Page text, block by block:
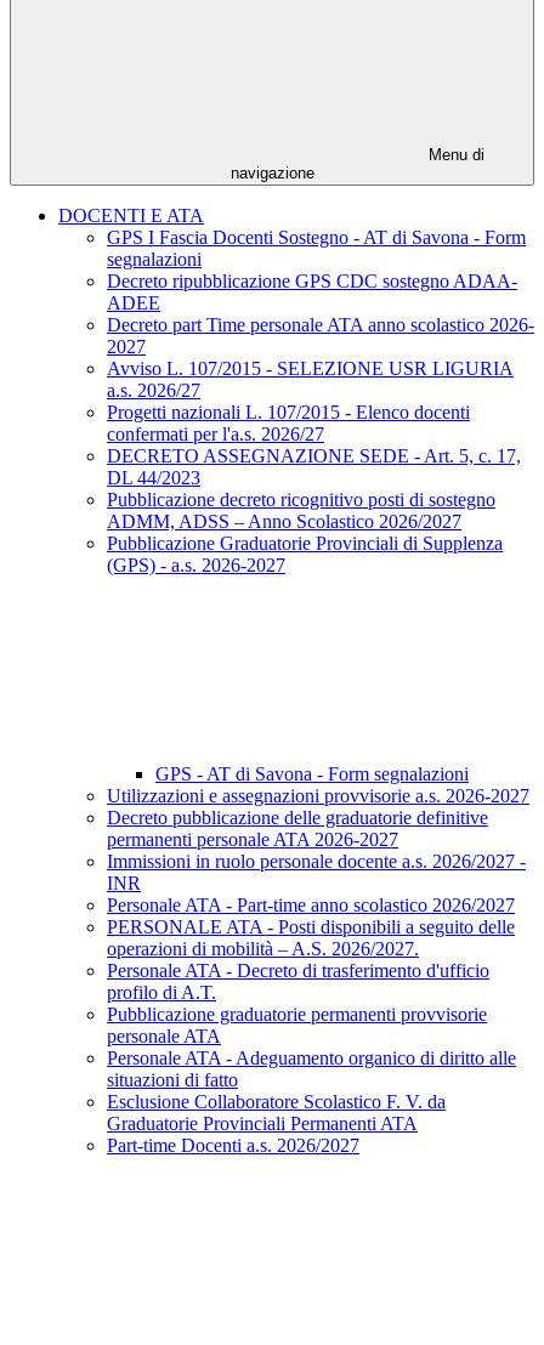
Menu di
navigazione
DOCENTI E ATA
GPS I Fascia Docenti Sostegno - AT di Savona - Form
segnalazioni
Decreto ripubblicazione GPS CDC sostegno ADAA-
ADEE
Decreto part Time personale ATA anno scolastico 2026-
2027
Avviso L. 107/2015 - SELEZIONE USR LIGURIA
a.s. 2026/27
Progetti nazionali L. 107/2015 - Elenco docenti
confermati per l'a.s. 2026/27
DECRETO ASSEGNAZIONE SEDE - Art. 5, c. 17,
DL 44/2023
Pubblicazione decreto ricognitivo posti di sostegno
ADMM, ADSS – Anno Scolastico 2026/2027
Pubblicazione Graduatorie Provinciali di Supplenza
(GPS) - a.s. 2026-2027
GPS - AT di Savona - Form segnalazioni
Utilizzazioni e assegnazioni provvisorie a.s. 2026-2027
Decreto pubblicazione delle graduatorie definitive
permanenti personale ATA 2026-2027
Immissioni in ruolo personale docente a.s. 2026/2027 -
INR
Personale ATA - Part-time anno scolastico 2026/2027
PERSONALE ATA - Posti disponibili a seguito delle
operazioni di mobilità – A.S. 2026/2027.
Personale ATA - Decreto di trasferimento d'ufficio
profilo di A.T.
Pubblicazione graduatorie permanenti provvisorie
personale ATA
Personale ATA - Adeguamento organico di diritto alle
situazioni di fatto
Esclusione Collaboratore Scolastico F. V. da
Graduatorie Provinciali Permanenti ATA
Part-time Docenti a.s. 2026/2027